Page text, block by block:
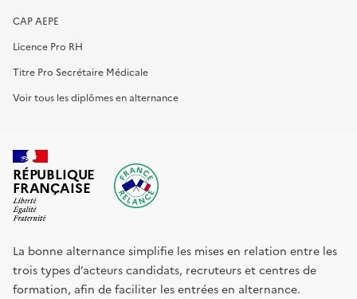
CAP AEPE
Licence Pro RH
Titre Pro Secrétaire Médicale
Voir tous les diplômes en alternance
RÉPUBLIQUE
FRANÇAISE
La bonne alternance simplifie les mises en relation entre les
trois types d’acteurs candidats, recruteurs et centres de
formation, afin de faciliter les entrées en alternance.